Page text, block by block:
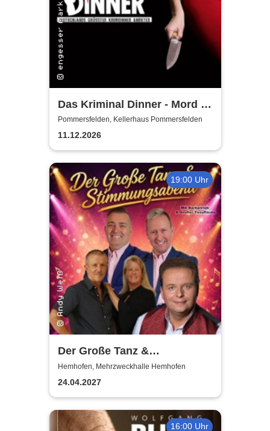
Das Kriminal Dinner - Mord &
Tod - im Gasthof zur
Zapfsäule
Pommersfelden, Kellerhaus Pommersfelden
11.12.2026
19:00 Uhr
Der Große Tanz &
Stimmungsabend |
Mehrzweckhalle Hemhofen
Hemhofen, Mehrzweckhalle Hemhofen
24.04.2027
16:00 Uhr